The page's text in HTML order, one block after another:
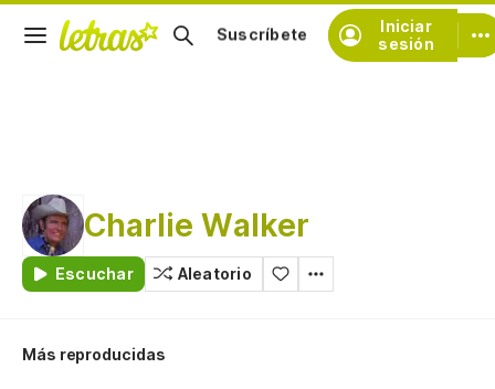
Iniciar
sesión
Suscríbete
Charlie Walker
Escuchar Aleatorio
Más reproducidas